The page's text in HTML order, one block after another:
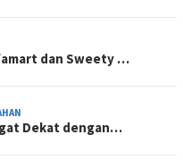
dan Sweety …
Dekat dengan…